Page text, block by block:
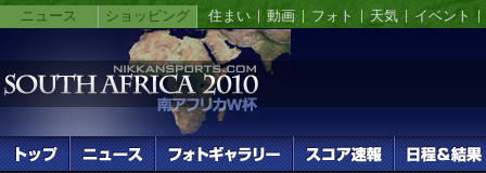
ニュース ショッピング 住まい 動画 フォト 天気 イベント